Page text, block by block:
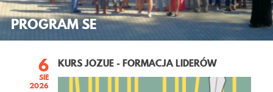
DLA KOGO?
PROGRAM SE
6
SIE
2026
KURS JOZUE - FORMACJA LIDERÓW